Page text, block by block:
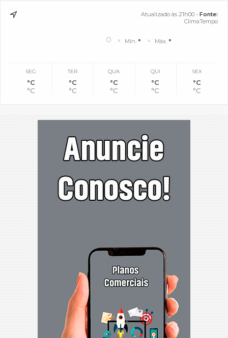
Atualizado às 21h00 - Fonte:
ClimaTempo
° Mín.° Máx.°
SEG
°C
°C
TER
°C
°C
QUA
°C
°C
QUI
°C
°C
SEX
°C
°C